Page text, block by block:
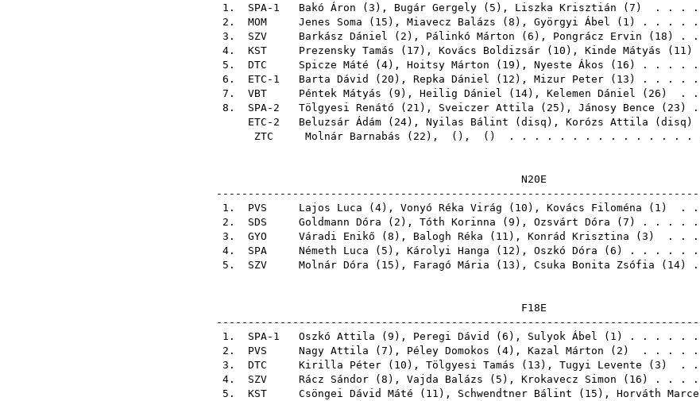
1. SPA-1 Bakó Áron ( 3 ), Bugár Gergely ( 5 ), Liszka Krisztián ( 7 ) . . . .
2. MOM Jenes Soma ( 15 ), Miavecz Balázs ( 8 ), Györgyi Ábel ( 1 ) . . . . .
3. SZV Barkász Dániel ( 2 ), Pálinkó Márton ( 6 ), Pongrácz Ervin ( 18 ) . .
4. KST Prezensky Tamás ( 17 ), Kovács Boldizsár ( 10 ), Kinde Mátyás ( 11 )
5. DTC Spicze Máté ( 4), Hoitsy Márton ( 19 ), Nyeste Ákos ( 16 ) . . . . .
6. ETC-1 Barta Dávid ( 20 ), Repka Dániel ( 12 ), Mizur Peter ( 13 ) . . . . .
7. VBT Péntek Mátyás ( 9 ), Heilig Dániel ( 14), Kelemen Dániel ( 26 ) . .
8. SPA-2 Tölgyesi Renátó ( 21 ), Sveiczer Attila ( 25 ), Jánosy Bence ( 23 )
ETC-2 Beluzsár Ádám ( 24), Nyilas Bálint ( disq ), Korózs Attila ( disq )
ZTC
Molnár Barnabás ( 22 ), (), () . . . . . . . . . . . . . . .
1. PVS Lajos Luca ( 4), Vonyó Réka Virág ( 10 ), Kovács Filoména ( 1 ) . .
2. SDS Goldmann Dóra ( 2 ), Tóth Korinna ( 9 ), Ozsvárt Dóra ( 7 ) . . . . .
3. GYO Váradi Enikő ( 8 ), Balogh Réka ( 11 ), Konrád Krisztina ( 3 ) . . .
4. SPA Németh Luca ( 5 ), Károlyi Hanga ( 12 ), Oszkó Dóra ( 6 ) . . . . . .
5. SZV Molnár Dóra ( 15 ), Faragó Mária ( 13 ), Csuka Bonita Zsófia ( 14)
1. SPA-1 Oszkó Attila ( 9 ), Peregi Dávid ( 6 ), Sulyok Ábel ( 1 ) . . . . . .
2. PVS Nagy Attila ( 7 ), Péley Domokos ( 4), Kazal Márton ( 2 ) . . . . .
3. DTC Kirilla Péter ( 10 ), Tölgyesi Tamás ( 13 ), Tugyi Levente ( 3 ) . .
4. SZV Rácz Sándor ( 8 ), Vajda Balázs ( 5 ), Krokavecz Simon ( 16 ) . . . .
5. KST Csöngei Dávid Máté ( 11 ), Schwendtner Bálint ( 15 ), Horváth